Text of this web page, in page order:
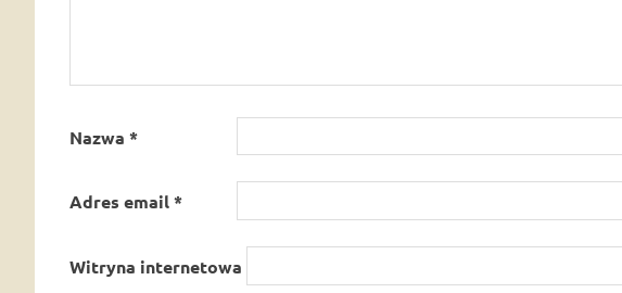
Nazwa *
Adres email*
Witryna internetowa